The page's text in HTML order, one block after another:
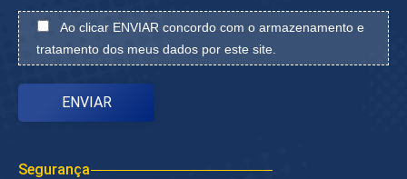
Ao clicar ENVIAR concordo com o armazenamento e
tratamento dos meus dados por este site.
Segurança